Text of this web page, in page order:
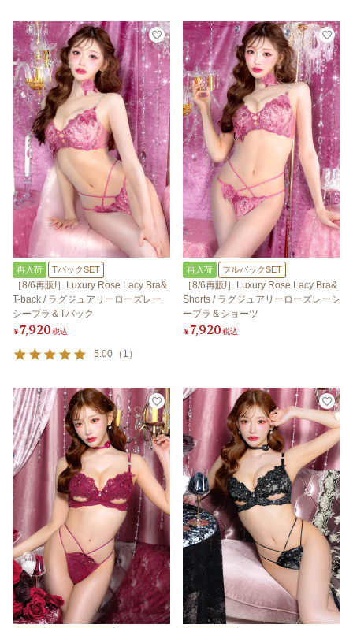
再入荷 TバックSET
［8/6再販!］Luxury Rose Lacy Bra&
T-back / ラグジュアリーローズレー
シーブラ＆Tバック
¥7,920税込
5.00 （ 1 ）
再入荷 フルバックSET
［8/6再販!］Luxury Rose Lacy Bra&
Shorts / ラグジュアリーローズレーシ
ーブラ＆ショーツ
¥7,920税込